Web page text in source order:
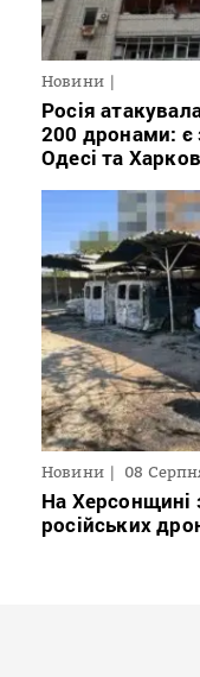
Новини
Росія
200 дронами: є
Одесі та
Новини 08
На Херсонщині
російських